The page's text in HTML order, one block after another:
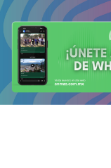
AN Más
Más cerca de ti